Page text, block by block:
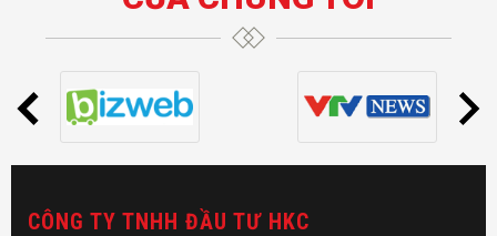
CÔNG TY TNHH ĐẦU TƯ HKC